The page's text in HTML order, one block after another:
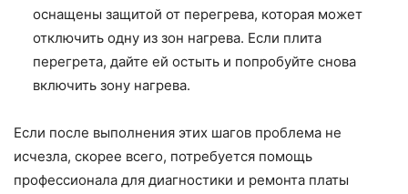
оснащены защитой от перегрева, которая может
отключить одну из зон нагрева. Если плита
перегрета, дайте ей остыть и попробуйте снова
включить зону нагрева.
Если после выполнения этих шагов проблема не
исчезла, скорее всего, потребуется помощь
профессионала для диагностики и ремонта платы